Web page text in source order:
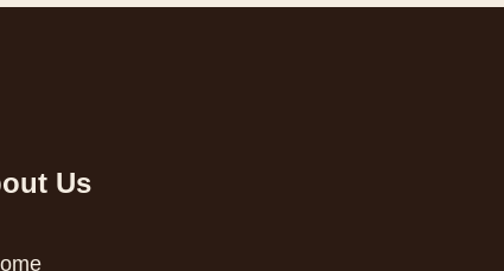
Us